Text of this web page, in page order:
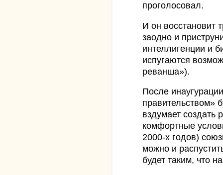
проголосовал.
И он восстановит
заодно и
интеллигенции и
испугаются
реванша»).
После
правительством»
вздумает создать
комфортные
2000-х годов)
можно и
будет таким, что